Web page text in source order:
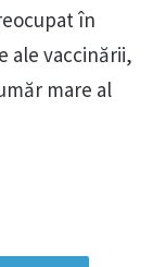
în
ale vaccinării,
mare al